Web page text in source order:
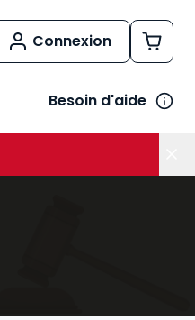
Connexion
Besoin d'aide